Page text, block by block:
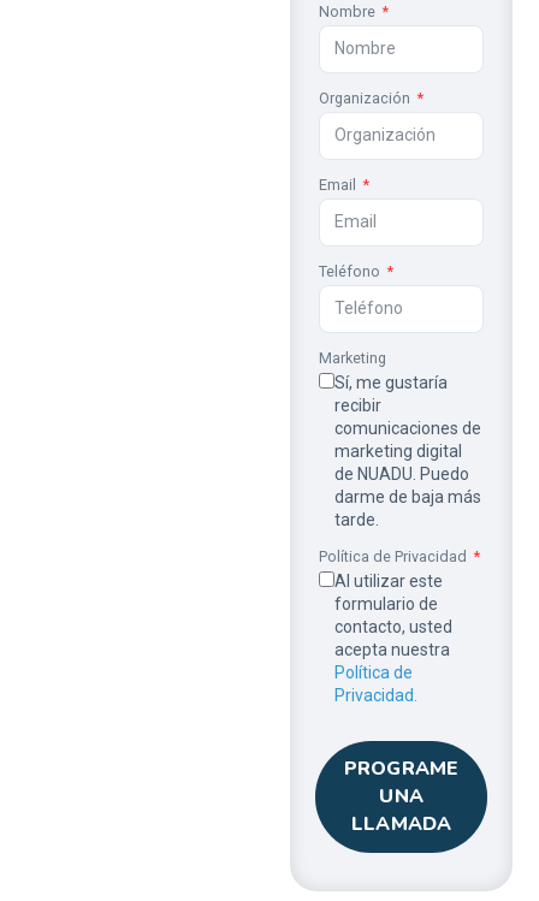
Nombre
Organización
Email
Teléfono
Marketing
Sí, me gustaría
recibir
comunicaciones de
marketing digital
de NUADU. Puedo
darme de baja más
tarde.
Política de Privacidad
Al utilizar este
formulario de
contacto, usted
acepta nuestra
Política de
Privacidad.
PROGRAME
UNA
LLAMADA